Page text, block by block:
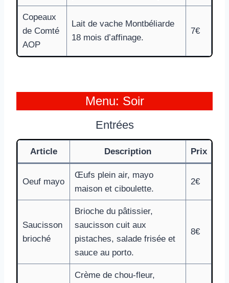
Copeaux
de Comté
AOP
Lait de vache Montbéliarde
18 mois d’affinage.
7€
Menu: Soir
Entrées
Article Description Prix
Oeuf mayo
Œufs plein air, mayo
maison et ciboulette.
2€
Saucisson
brioché
Brioche du pâtissier,
saucisson cuit aux
pistaches, salade frisée et
sauce au porto.
8€
Crème de chou-fleur,